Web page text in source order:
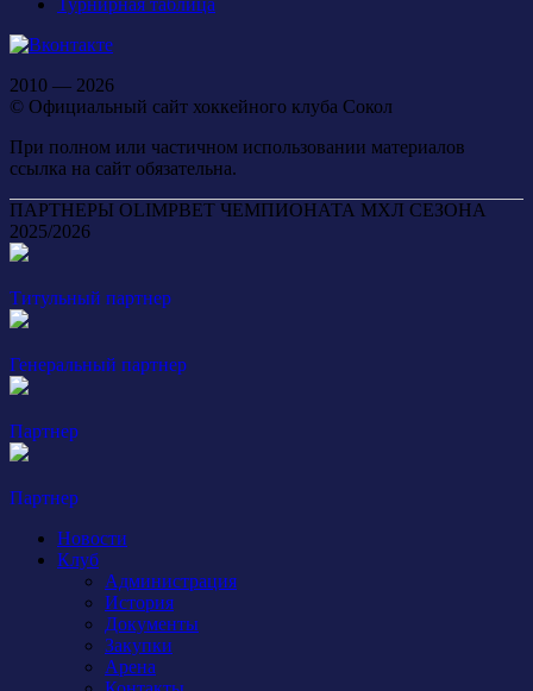
Турнирная таблица
2010 — 2026
© Официальный сайт хоккейного клуба Сокол
При полном или частичном использовании материалов
ссылка на сайт обязательна.
ПАРТНЕРЫ OLIMPBET ЧЕМПИОНАТА МХЛ СЕЗОНА
2025/2026
Титульный партнер
Генеральный партнер
Партнер
Партнер
Новости
Клуб
Администрация
История
Документы
Закупки
Арена